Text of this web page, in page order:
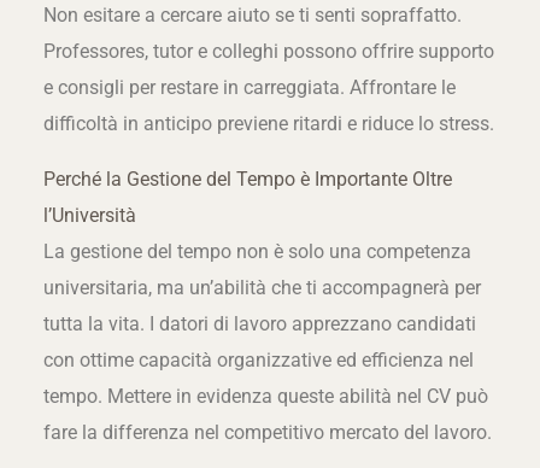
Non esitare a cercare aiuto se ti senti sopraffatto.
Professores, tutor e colleghi possono offrire supporto
e consigli per restare in carreggiata. Affrontare le
difficoltà in anticipo previene ritardi e riduce lo stress.
Perché la Gestione del Tempo è Importante Oltre
l’Università
La gestione del tempo non è solo una competenza
universitaria, ma un’abilità che ti accompagnerà per
tutta la vita. I datori di lavoro apprezzano candidati
con ottime capacità organizzative ed efficienza nel
tempo. Mettere in evidenza queste abilità nel CV può
fare la differenza nel competitivo mercato del lavoro.